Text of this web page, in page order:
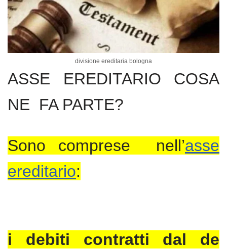
divisione ereditaria bologna
ASSE EREDITARIO COSA
NE FA PARTE?
Sono comprese nell’asse
ereditario:
i debiti contratti dal de